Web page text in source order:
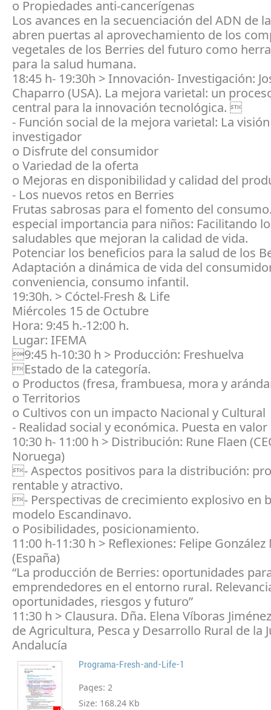
o Propiedades anti-cancerígenas
Los avances en la secuenciación del ADN de
abren puertas al aprovechamiento de los
vegetales de los Berries del futuro como
para la salud humana.
18:45 h- 19:30h > Innovación- Investigación:
Chaparro (USA). La mejora varietal: un
central para la innovación tecnológica. 
- Función social de la mejora varietal: La
investigador
o Disfrute del consumidor
o Variedad de la oferta
o Mejoras en disponibilidad y calidad del
- Los nuevos retos en Berries
Frutas sabrosas para el fomento del
especial importancia para niños: Facilitando
saludables que mejoran la calidad de vida.
Potenciar los beneficios para la salud de los
Adaptación a dinámica de vida del
conveniencia, consumo infantil.
19:30h. > Cóctel-Fresh & Life
Miércoles 15 de Octubre
Hora: 9:45 h.-12:00 h.
Lugar: IFEMA
9:45 h-10:30 h > Producción: Freshuelva
Estado de la categoría.
o Productos (fresa, frambuesa, mora y
o Territorios
o Cultivos con un impacto Nacional y Cultural
- Realidad social y económica. Puesta en
10:30 h- 11:00 h > Distribución: Rune Flaen
Noruega)
- Aspectos positivos para la distribución:
rentable y atractivo.
- Perspectivas de crecimiento explosivo en
modelo Escandinavo.
o Posibilidades, posicionamiento.
11:00 h-11:30 h > Reflexiones: Felipe
(España)
“La producción de Berries: oportunidades
emprendedores en el entorno rural.
oportunidades, riesgos y futuro”
11:30 h > Clausura. Dña. Elena Víboras
de Agricultura, Pesca y Desarrollo Rural de la
Andalucía
Programa-Fresh-and-Life-1
Pages: 2
Size: 168.24 Kb